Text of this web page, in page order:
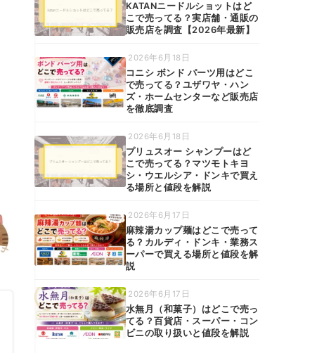
KATANニードルショットはど
こで売ってる？実店舗・通販の
販売店を調査【2026年最新】
2026年6月18日
コニシ ボンド パーツ用はどこ
で売ってる？ユザワヤ・ハン
ズ・ホームセンターなど販売店
を徹底調査
2026年6月18日
プリュスオー シャンプーはど
こで売ってる？マツモトキヨ
シ・ウエルシア・ドンキで買え
る場所と値段を解説
2026年6月17日
麻辣湯カップ麺はどこで売って
る？カルディ・ドンキ・業務ス
ーパーで買える場所と値段を解
説
2026年6月17日
水無月（和菓子）はどこで売っ
てる？百貨店・スーパー・コン
ビニの取り扱いと値段を解説